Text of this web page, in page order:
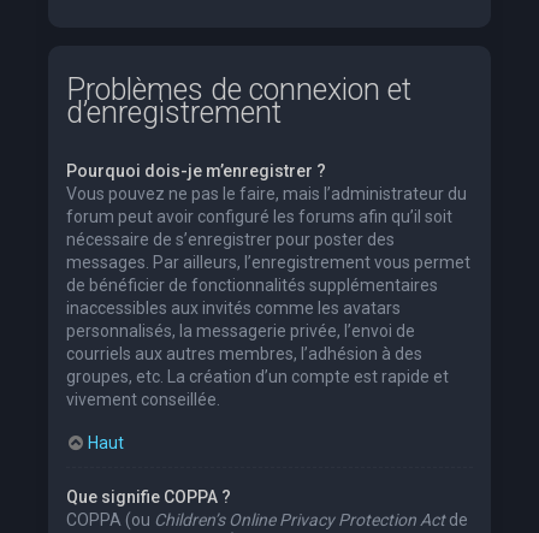
Problèmes de connexion et
d’enregistrement
Pourquoi dois-je m’enregistrer ?
Vous pouvez ne pas le faire, mais l’administrateur du
forum peut avoir configuré les forums afin qu’il soit
nécessaire de s’enregistrer pour poster des
messages. Par ailleurs, l’enregistrement vous permet
de bénéficier de fonctionnalités supplémentaires
inaccessibles aux invités comme les avatars
personnalisés, la messagerie privée, l’envoi de
courriels aux autres membres, l’adhésion à des
groupes, etc. La création d’un compte est rapide et
vivement conseillée.
Haut
Que signifie COPPA ?
COPPA (ou Children’s Online Privacy Protection Actde